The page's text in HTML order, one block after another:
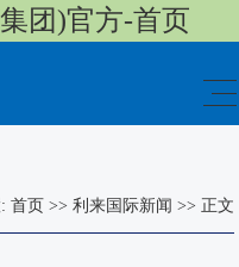
团)官方-首页
首页 >> 利来国际新闻 >> 正文